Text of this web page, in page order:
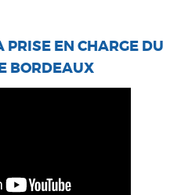
EN CHARGE DU
BORDEAUX